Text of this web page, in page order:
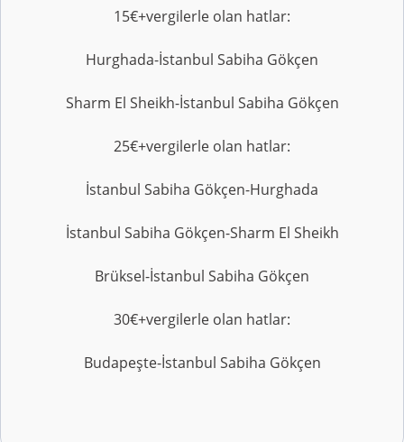
15€+vergilerle olan hatlar:
Hurghada-İstanbul Sabiha Gökçen
Sharm El Sheikh-İstanbul Sabiha Gökçen
25€+vergilerle olan hatlar:
İstanbul Sabiha Gökçen-Hurghada
İstanbul Sabiha Gökçen-Sharm El Sheikh
Brüksel-İstanbul Sabiha Gökçen
30€+vergilerle olan hatlar:
Budapeşte-İstanbul Sabiha Gökçen